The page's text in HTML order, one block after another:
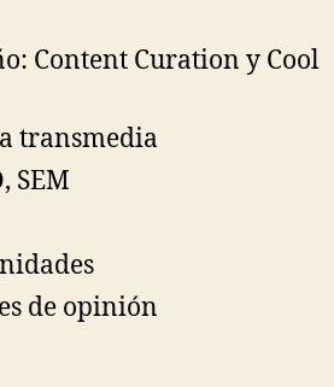
Content Curation y Cool
transmedia
SEM
de opinión